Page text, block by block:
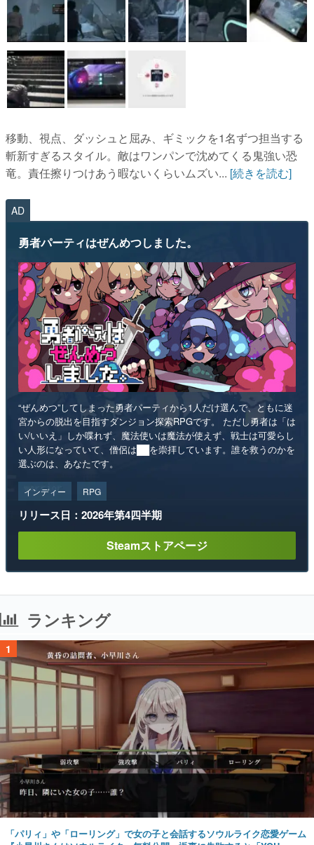
移動、視点、ダッシュと屈み、ギミックを1名ずつ担当する
斬新すぎるスタイル。敵はワンパンで沈めてくる鬼強い恐
竜。責任擦りつけあう暇ないくらいムズい... [続きを読む]
AD
勇者パーティはぜんめつしました。
“ぜんめつ”してしまった勇者パーティから1人だけ選んで、ともに迷
宮からの脱出を目指すダンジョン探索RPGです。 ただし勇者は「は
い/いいえ」しか喋れず、魔法使いは魔法が使えず、戦士は可愛らし
い人形になっていて、僧侶は██を崇拝しています。誰を救うのかを
選ぶのは、あなたです。
インディー RPG
リリース日：2026年第4四半期
Steamストアページ
ランキング
1
「パリィ」や「ローリング」で女の子と会話するソウルライク恋愛ゲーム